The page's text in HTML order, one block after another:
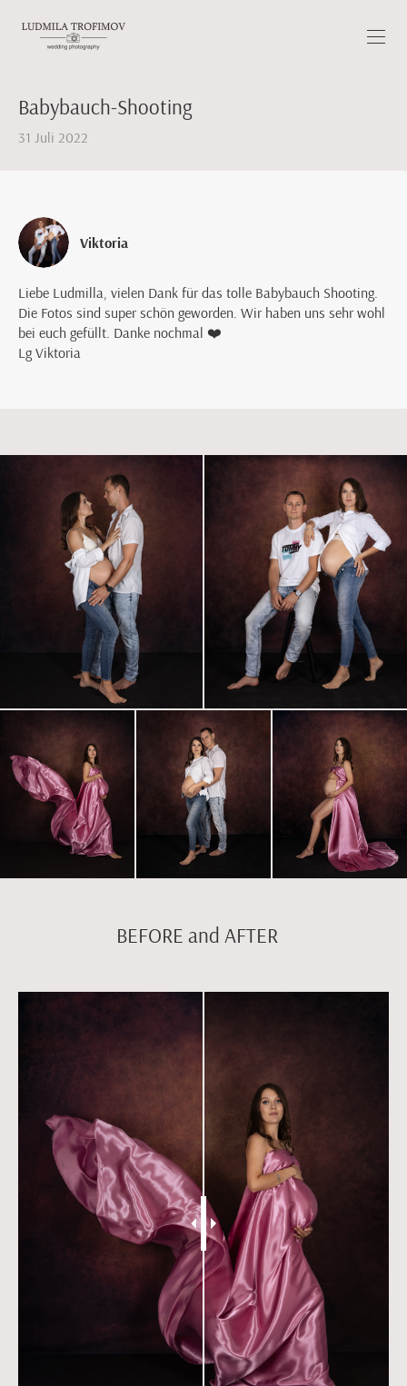
Babybauch-Shooting
31 Juli 2022
Viktoria
Liebe Ludmilla, vielen Dank für das tolle Babybauch Shooting.
Die Fotos sind super schön geworden. Wir haben uns sehr wohl
bei euch gefüllt. Danke nochmal ❤️
Lg Viktoria
BEFORE and AFTER